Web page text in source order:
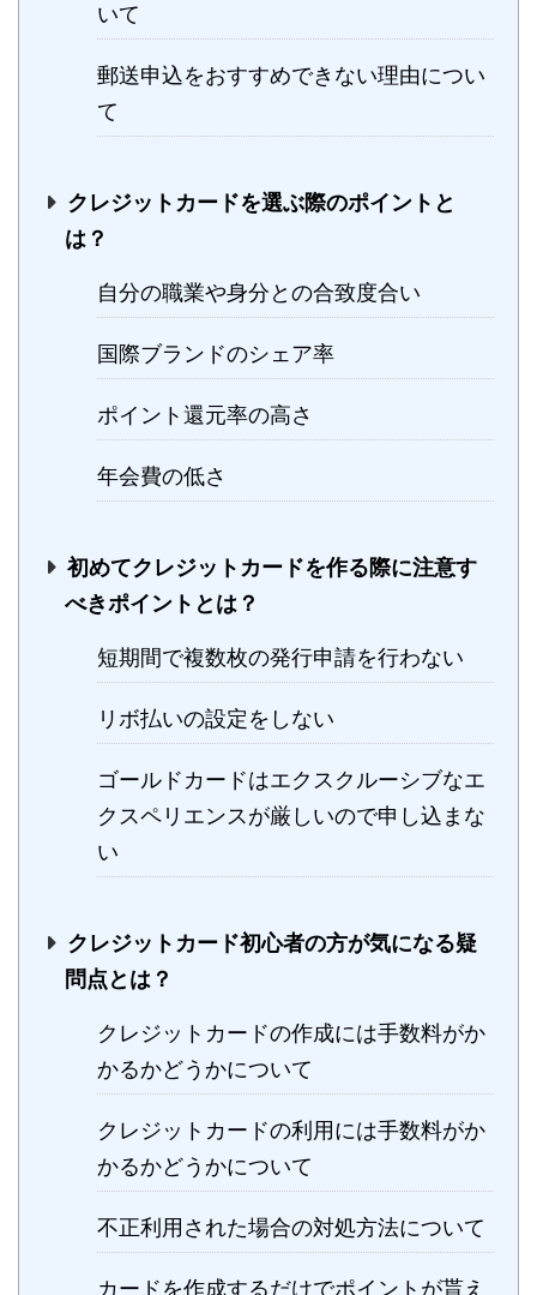
いて
郵送申込をおすすめできない理由につい
て
クレジットカードを選ぶ際のポイントと
は？
自分の職業や身分との合致度合い
国際ブランドのシェア率
ポイント還元率の高さ
年会費の低さ
初めてクレジットカードを作る際に注意す
べきポイントとは？
短期間で複数枚の発行申請を行わない
リボ払いの設定をしない
ゴールドカードはエクスクルーシブなエ
クスペリエンスが厳しいので申し込まな
い
クレジットカード初心者の方が気になる疑
問点とは？
クレジットカードの作成には手数料がか
かるかどうかについて
クレジットカードの利用には手数料がか
かるかどうかについて
不正利用された場合の対処方法について
カードを作成するだけでポイントが貰え